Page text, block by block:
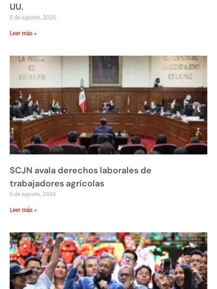
UU.
5 de agosto, 2026
Leer más »
SCJN avala derechos laborales de
trabajadores agrícolas
5 de agosto, 2026
Leer más »